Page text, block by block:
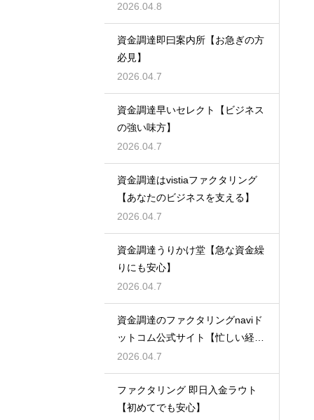
2026.04.8
資金調達即曰案内所【お急ぎの方
必見】
2026.04.7
資金調達早いセレクト【ビジネス
の強い味方】
2026.04.7
資金調達はvistiaファクタリング
【あなたのビジネスを支える】
2026.04.7
資金調達うりかけ堂【急な資金繰
りにも安心】
2026.04.7
資金調達のファクタリングnaviド
ットコム公式サイト【忙しい経営
者必見】
2026.04.7
ファクタリング 即日入金ラウト
【初めてでも安心】